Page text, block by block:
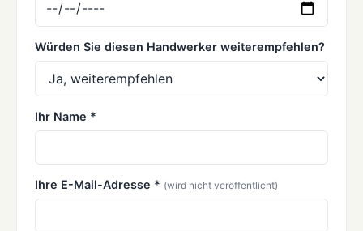
Würden Sie diesen Handwerker weiterempfehlen?
Ihr Name *
Ihre E-Mail-Adresse * (wird nicht veröffentlicht)